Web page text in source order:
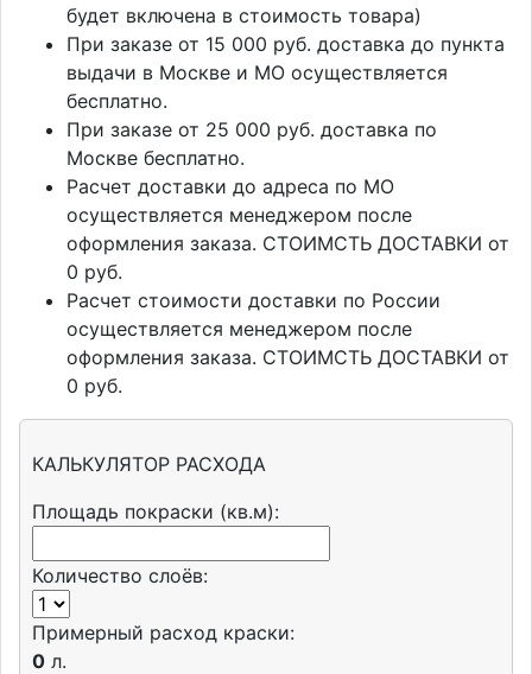
будет включена в стоимость товара)
При заказе от 15 000 руб. доставка до пункта
выдачи в Москве и МО осуществляется
бесплатно.
При заказе от 25 000 руб. доставка по
Москве бесплатно.
Расчет доставки до адреса по МО
осуществляется менеджером после
оформления заказа. СТОИМСТЬ ДОСТАВКИ от
0 руб.
Расчет стоимости доставки по России
осуществляется менеджером после
оформления заказа. СТОИМСТЬ ДОСТАВКИ от
0 руб.
КАЛЬКУЛЯТОР РАСХОДА
Площадь покраски (кв.м):
Количество слоёв:
Примерный расход краски:
0 л.